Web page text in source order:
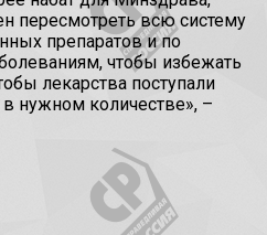
пересмотреть всю систему
препаратов и по
чтобы избежать
лекарства поступали
нужном количестве», –